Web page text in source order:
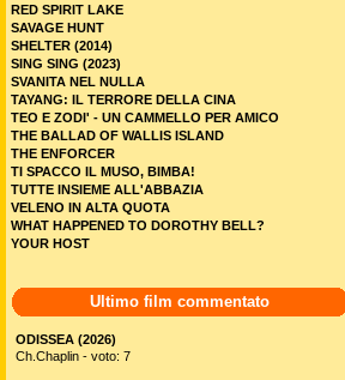
RED SPIRIT LAKE
SAVAGE HUNT
SHELTER (2014)
SING SING (2023)
SVANITA NEL NULLA
TAYANG: IL TERRORE DELLA CINA
TEO E ZODI' - UN CAMMELLO PER AMICO
THE BALLAD OF WALLIS ISLAND
THE ENFORCER
TI SPACCO IL MUSO, BIMBA!
TUTTE INSIEME ALL'ABBAZIA
VELENO IN ALTA QUOTA
WHAT HAPPENED TO DOROTHY BELL?
YOUR HOST
Ultimo film commentato
ODISSEA (2026)
Ch.Chaplin - voto: 7